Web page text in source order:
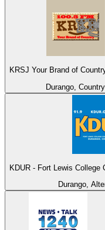
KRSJ Your Brand of
Durango, Country
KDUR - Fort Lewis College
Durango,